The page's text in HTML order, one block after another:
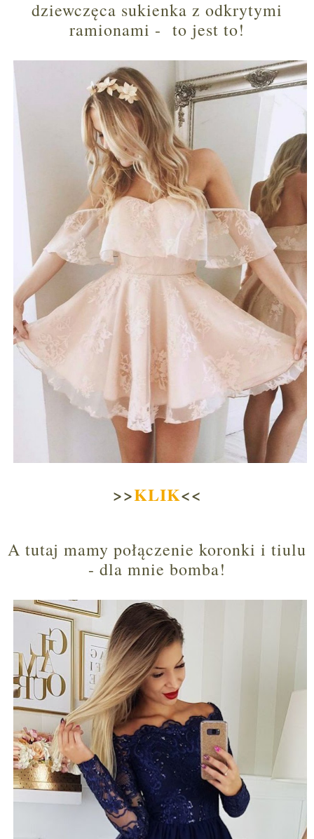
dziewczęca sukienka z odkrytymi
ramionami - to jest to!
>>KLIK<<
A tutaj mamy połączenie koronki i tiulu
- dla mnie bomba!